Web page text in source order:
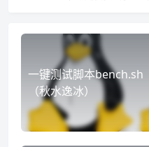
一键测试脚本bench.sh
（秋水逸冰）